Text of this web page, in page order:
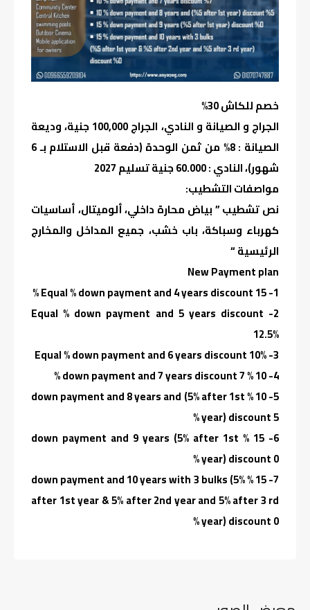
خصم للكاش 30%
الجراج و الصيانة و النادي، الجراج 100,000 جنية، وديعة
الصيانة : 8% من ثمن الوحدة (دفعة قبل الاستلام بـ 6
شهور)، النادي : 60.000 جنية تسليم 2027
مواصفات التشطيب:
نص تشطيب ” بياض محارة داخلي، ألوميتال، أساسيات
كهرباء وسباكة، باب خشب، جميع المداخل والمخارج
الرئيسية “
New Payment plan
1- Equal % down payment and 4 years discount 15 %
2- Equal % down payment and 5 years discount
12.5%
3- Equal % down payment and 6 years discount 10%
4- 10 % down payment and 7 years discount 7 %
5- 10 % down payment and 8 years and (5% after 1st
year) discount 5 %
6- 15 % down payment and 9 years (5% after 1st
year) discount 0 %
7- 15 % down payment and 10 years with 3 bulks (5%
after 1st year & 5% after 2nd year and 5% after 3 rd
year) discount 0 %